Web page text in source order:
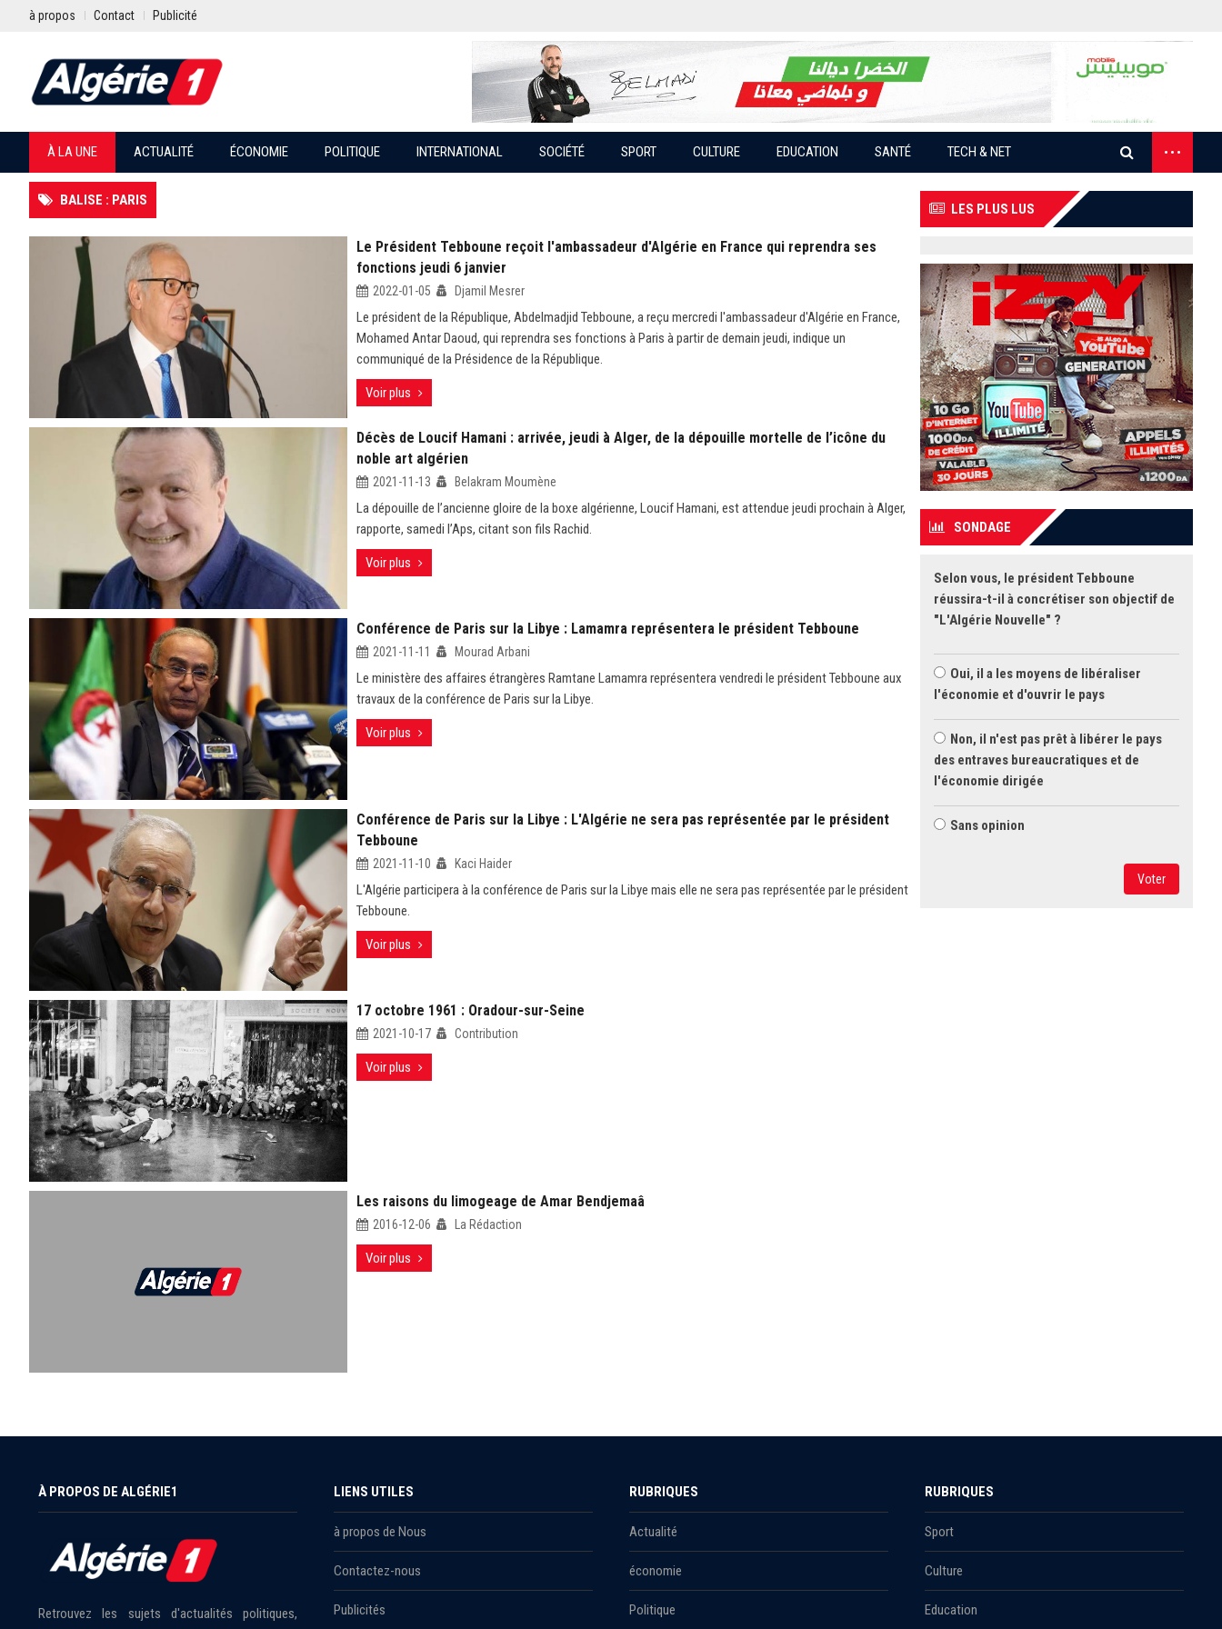
à propos Contact Publicité
À LA UNE ACTUALITÉ ÉCONOMIE POLITIQUE INTERNATIONAL SOCIÉTÉ SPORT CULTURE EDUCATION SANTÉ TECH & NET ...
BALISE : PARIS
Le Président Tebboune reçoit l'ambassadeur d'Algérie en France qui reprendra ses
fonctions jeudi 6 janvier
2022-01-05 Djamil Mesrer
Le président de la République, Abdelmadjid Tebboune, a reçu mercredi l'ambassadeur d'Algérie en France,
Mohamed Antar Daoud, qui reprendra ses fonctions à Paris à partir de demain jeudi, indique un
communiqué de la Présidence de la République.
Voir plus
Décès de Loucif Hamani : arrivée, jeudi à Alger, de la dépouille mortelle de l’icône du
noble art algérien
2021-11-13 Belakram Moumène
La dépouille de l’ancienne gloire de la boxe algérienne, Loucif Hamani, est attendue jeudi prochain à Alger,
rapporte, samedi l’Aps, citant son fils Rachid.
Voir plus
Conférence de Paris sur la Libye : Lamamra représentera le président Tebboune
2021-11-11 Mourad Arbani
Le ministère des affaires étrangères Ramtane Lamamra représentera vendredi le président Tebboune aux
travaux de la conférence de Paris sur la Libye.
Voir plus
Conférence de Paris sur la Libye : L'Algérie ne sera pas représentée par le président
Tebboune
2021-11-10 Kaci Haider
L'Algérie participera à la conférence de Paris sur la Libye mais elle ne sera pas représentée par le président
Tebboune.
Voir plus
17 octobre 1961 : Oradour-sur-Seine
2021-10-17 Contribution
Voir plus
Les raisons du limogeage de Amar Bendjemaâ
2016-12-06 La Rédaction
Voir plus
LES PLUS LUS
SONDAGE
Selon vous, le président Tebboune
réussira-t-il à concrétiser son objectif de
"L'Algérie Nouvelle" ?
Oui, il a les moyens de libéraliser
l'économie et d'ouvrir le pays
Non, il n'est pas prêt à libérer le pays
des entraves bureaucratiques et de
l'économie dirigée
Sans opinion
Voter
À PROPOS DE ALGÉRIE1
Retrouvez les sujets d'actualités politiques,
LIENS UTILES
à propos de Nous
Contactez-nous
Publicités
RUBRIQUES
Actualité
économie
Politique
RUBRIQUES
Sport
Culture
Education